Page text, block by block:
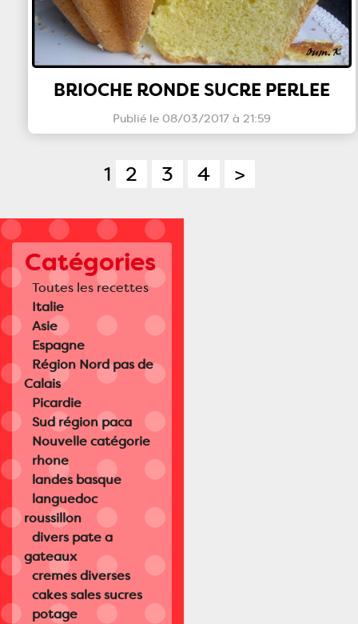
Catégories
Toutes les recettes
Italie
Asie
Espagne
Région Nord pas de
Calais
Picardie
Sud région paca
Nouvelle catégorie
rhone
landes basque
languedoc
roussillon
divers pate a
gateaux
cremes diverses
cakes sales sucres
potage
BRIOCHE RONDE SUCRE PERLEE
Publié le 08/03/2017 à 21:59
1 2 3 4 >